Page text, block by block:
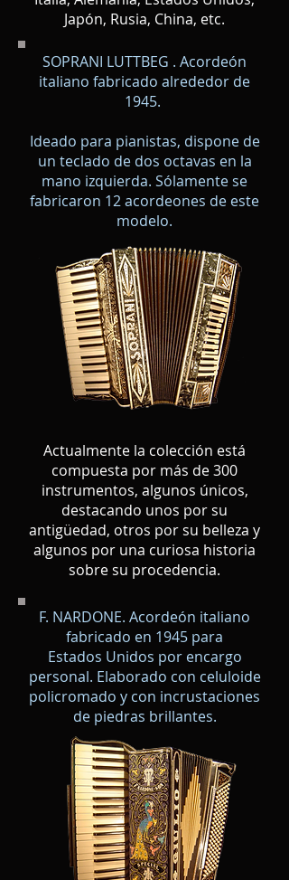
Japón, Rusia, China, etc.
SOPRANI LUTTBEG . Acordeón
italiano fabricado alrededor de
1945.
Ideado para pianistas, dispone de
un teclado de dos octavas en la
mano izquierda. Sólamente se
fabricaron 12 acordeones de este
modelo.
Actualmente la colección está
compuesta por más de 300
instrumentos, algunos únicos,
destacando unos por su
antigüedad, otros por su belleza y
algunos por una curiosa historia
sobre su procedencia.
F. NARDONE. Acordeón italiano
fabricado en 1945 para
Estados Unidos por encargo
personal. Elaborado con celuloide
policromado y con incrustaciones
de piedras brillantes.